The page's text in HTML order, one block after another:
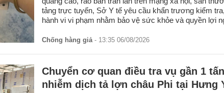
tảng trực tuyến, Sở Y tế yêu cầu khẩn trương kiểm
hành vi vi phạm nhằm bảo vệ sức khỏe và quyền lợi
Chống hàng giả- 13:35 06/08/2026
Chuyển cơ quan điều tra vụ gần 1
nhiễm dịch tả lợn châu Phi tại Hưng